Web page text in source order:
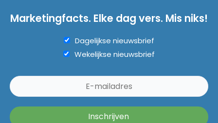
Marketingfacts. Elke dag vers. Mis niks!
Dagelijkse nieuwsbrief
Wekelijkse nieuwsbrief